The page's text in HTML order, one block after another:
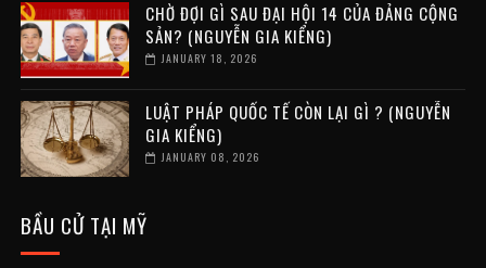
CHỜ ĐỢI GÌ SAU ĐẠI HỘI 14 CỦA ĐẢNG CỘNG
SẢN? (NGUYỄN GIA KIỂNG)
JANUARY 18, 2026
LUẬT PHÁP QUỐC TẾ CÒN LẠI GÌ ? (NGUYỄN
GIA KIỂNG)
JANUARY 08, 2026
BẦU CỬ TẠI MỸ